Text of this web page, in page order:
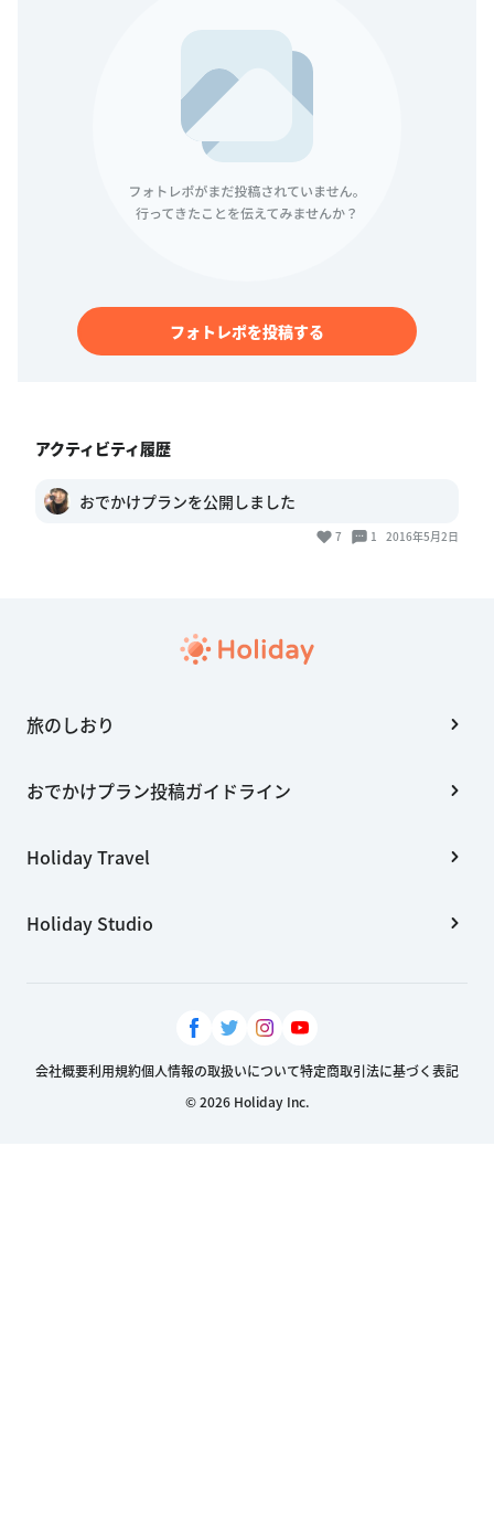
フォトレポを投稿する
アクティビティ履歴
おでかけプランを公開しました
7 1 2016年5月2日
旅のしおり
おでかけプラン投稿ガイドライン
Holiday Travel
Holiday Studio
会社概要利用規約個人情報の取扱いについて特定商取引法に基づく表記
© 2026 Holiday Inc.